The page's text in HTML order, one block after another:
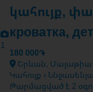
1
կահույք,
кроватка,
180 000֏
Երևան,
Կահույք ›
Թարմացված է 2